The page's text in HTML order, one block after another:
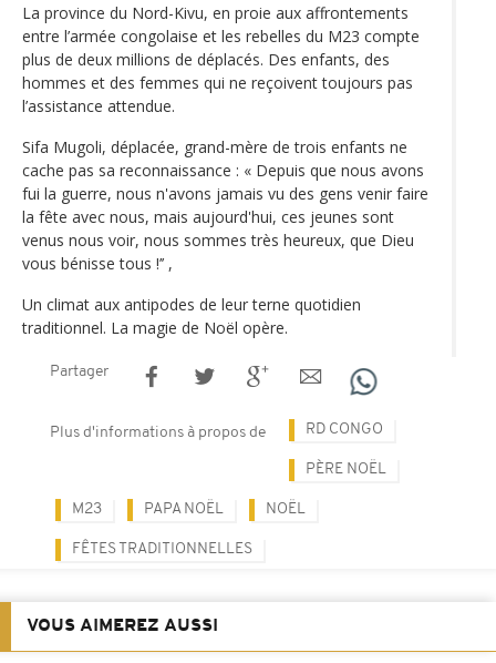
La province du Nord-Kivu, en proie aux affrontements
entre l’armée congolaise et les rebelles du M23 compte
plus de deux millions de déplacés. Des enfants, des
hommes et des femmes qui ne reçoivent toujours pas
l’assistance attendue.
Sifa Mugoli, déplacée, grand-mère de trois enfants ne
cache pas sa reconnaissance : « Depuis que nous avons
fui la guerre, nous n'avons jamais vu des gens venir faire
la fête avec nous, mais aujourd'hui, ces jeunes sont
venus nous voir, nous sommes très heureux, que Dieu
vous bénisse tous !’’ ,
Un climat aux antipodes de leur terne quotidien
traditionnel. La magie de Noël opère.
Partager
Plus d'informations à propos de RD CONGO
PÈRE NOËL
M23 PAPA NOËL NOËL
FÊTES TRADITIONNELLES
VOUS AIMEREZ AUSSI